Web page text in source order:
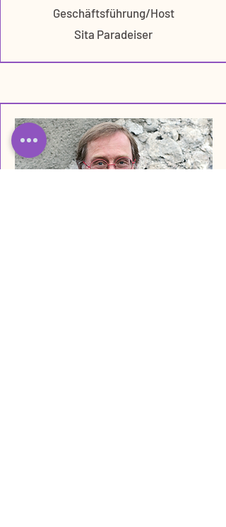
Geschäftsführung/Host
Sita Paradeiser